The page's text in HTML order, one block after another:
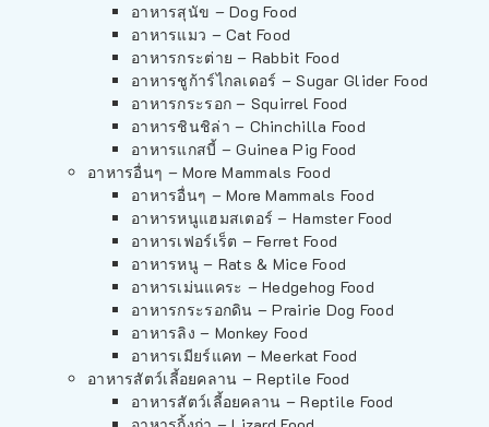
อาหารสุนัข – Dog Food
อาหารแมว – Cat Food
อาหารกระต่าย – Rabbit Food
อาหารชูก้าร์ไกลเดอร์ – Sugar Glider Food
อาหารกระรอก – Squirrel Food
อาหารชินชิล่า – Chinchilla Food
อาหารแกสบี้ – Guinea Pig Food
อาหารอื่นๆ – More Mammals Food
อาหารอื่นๆ – More Mammals Food
อาหารหนูแฮมสเตอร์ – Hamster Food
อาหารเฟอร์เร็ต – Ferret Food
อาหารหนู – Rats & Mice Food
อาหารเม่นแคระ – Hedgehog Food
อาหารกระรอกดิน – Prairie Dog Food
อาหารลิง – Monkey Food
อาหารเมียร์แคท – Meerkat Food
อาหารสัตว์เลี้อยคลาน – Reptile Food
อาหารสัตว์เลี้อยคลาน – Reptile Food